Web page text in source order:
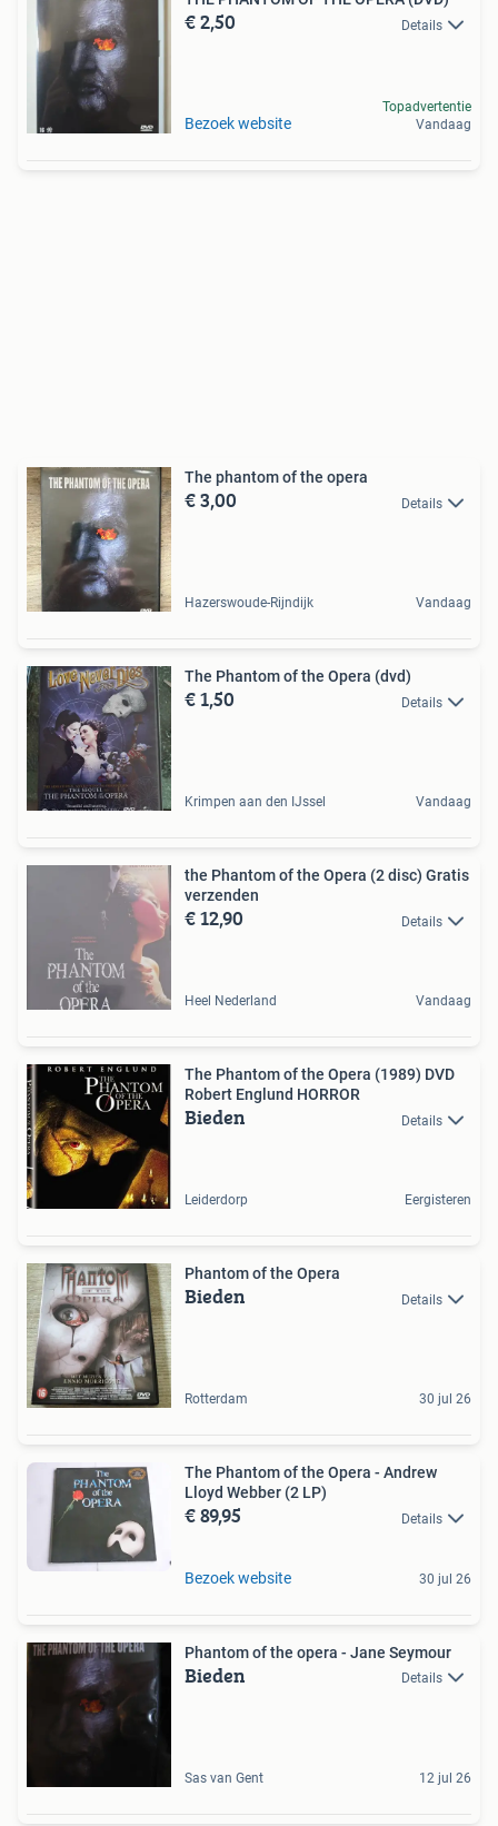
€ 2,50 Details
Bezoek website
Topadvertentie
Vandaag
The phantom of the opera
€ 3,00 Details
Hazerswoude-Rijndijk Vandaag
The Phantom of the Opera (dvd)
€ 1,50 Details
Krimpen aan den IJssel Vandaag
the Phantom of the Opera (2 disc) Gratis
verzenden
€ 12,90 Details
Heel Nederland Vandaag
The Phantom of the Opera (1989) DVD
Robert Englund HORROR
Bieden Details
Leiderdorp Eergisteren
Phantom of the Opera
Bieden Details
Rotterdam 30 jul 26
The Phantom of the Opera - Andrew
Lloyd Webber (2 LP)
€ 89,95 Details
Bezoek website 30 jul 26
Phantom of the opera - Jane Seymour
Bieden Details
Sas van Gent 12 jul 26